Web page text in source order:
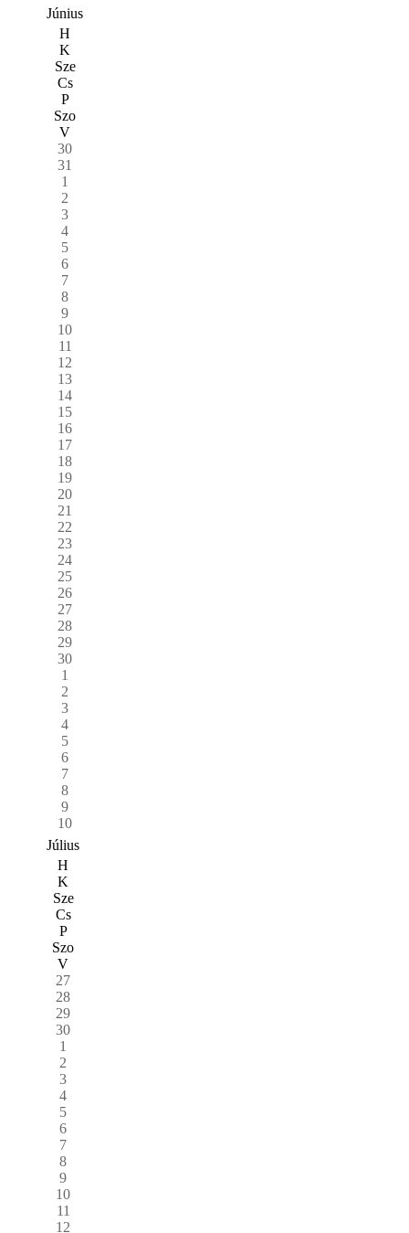
Június
H
K
Sze
Cs
P
Szo
V
30
31
1
2
3
4
5
6
7
8
9
10
11
12
13
14
15
16
17
18
19
20
21
22
23
24
25
26
27
28
29
30
1
2
3
4
5
6
7
8
9
10
Július
H
K
Sze
Cs
P
Szo
V
27
28
29
30
1
2
3
4
5
6
7
8
9
10
11
12